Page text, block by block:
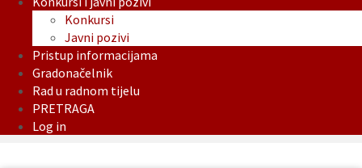
Konkursi
Javni pozivi
Pristup informacijama
Gradonačelnik
Rad u radnom tijelu
PRETRAGA
Log in